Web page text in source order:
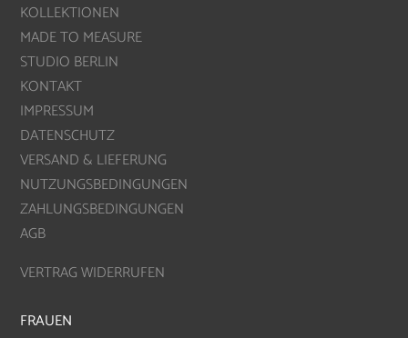
KOLLEKTIONEN
MADE TO MEASURE
STUDIO BERLIN
KONTAKT
IMPRESSUM
DATENSCHUTZ
VERSAND & LIEFERUNG
NUTZUNGSBEDINGUNGEN
ZAHLUNGSBEDINGUNGEN
AGB
VERTRAG WIDERRUFEN
FRAUEN